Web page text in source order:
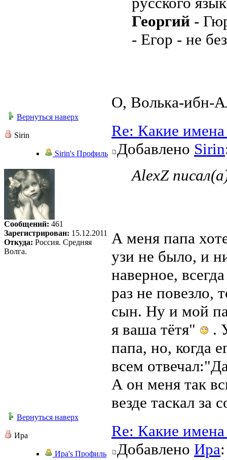
Георгий -
- Егор - не
О, Волька-ибн-
Вернуться наверх
Sirin
Sirin's Профиль
Сообщений: 461
Зарегистрирован: 15.12.2011
Откуда: Россия. Средняя
Волга.
Re: Какие
Добавлено Sirin
AlexZ
А меня папа
узи не было, и
наверное,
раз не повезло,
сын. Ну и мой
я ваша тётя"
.
папа, но, когда
всем
А он меня так
везде таскал за
Вернуться наверх
Ира
Ира's Профиль
Re: Какие
Добавлено Ира